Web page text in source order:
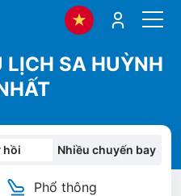
LỊCH SA HUỲNH
hồi Nhiều chuyến bay
Phổ thông